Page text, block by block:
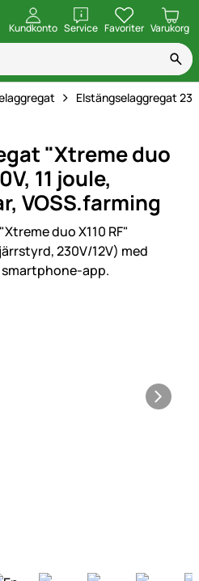
Kundkonto ServiceöppnaFavoriter Varukorg
Elstängselaggregat
"Xtreme duo
11 joule,
VOSS.farming